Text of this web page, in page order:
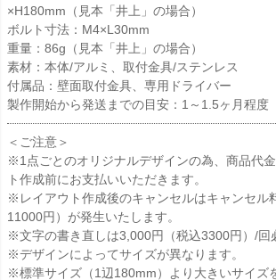
×H180mm（見本「井上」の場合）
ボルト寸法：M4×L30mm
重量：86g（見本「井上」の場合）
素材：本体/アルミ、取付金具/ステンレス
付属品：壁面取付金具、専用ドライバー
製作開始から発送までの目安： 1～1.5ヶ月程度
＜ご注意＞
※1点ごとのオリジナルデザインの為、商品代
ト作成前にお支払いいただきます。
※レイアウト作成後のキャンセルはキャンセル
11000円）が発生いたします。
※文字の書き直しは3,000円（税込3300円）/回
※デザインによってサイズが異なります。
※標準サイズ（1辺180mm）より大きいサイズ